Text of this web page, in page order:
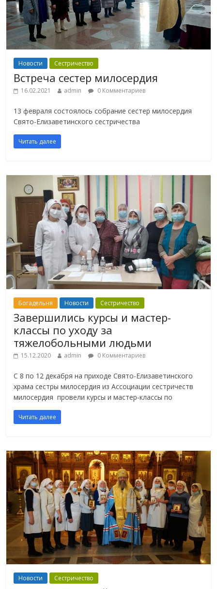
Новости Сестричество
Встреча сестер милосердия
16.02.2021 admin 0 Комментариев
13 февраля состоялось собрание сестер милосердия
Свято-Елизаветинского сестричества
Читать далее
Богадельня Новости Сестричество
Завершились курсы и мастер-
классы по уходу за
тяжелобольными людьми
15.12.2020 admin 0 Комментариев
С 8 по 12 декабря на приходе Свято-Елизаветинского
храма сестры милосердия из Ассоциации сестричеств
милосердия провели курсы и мастер-классы по
Читать далее
Новости Сестричество